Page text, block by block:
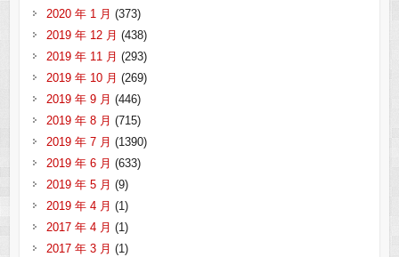
2020 年 1 月 (373)
2019 年 12 月 (438)
2019 年 11 月 (293)
2019 年 10 月 (269)
2019 年 9 月 (446)
2019 年 8 月 (715)
2019 年 7 月 (1390)
2019 年 6 月 (633)
2019 年 5 月 (9)
2019 年 4 月 (1)
2017 年 4 月 (1)
2017 年 3 月 (1)